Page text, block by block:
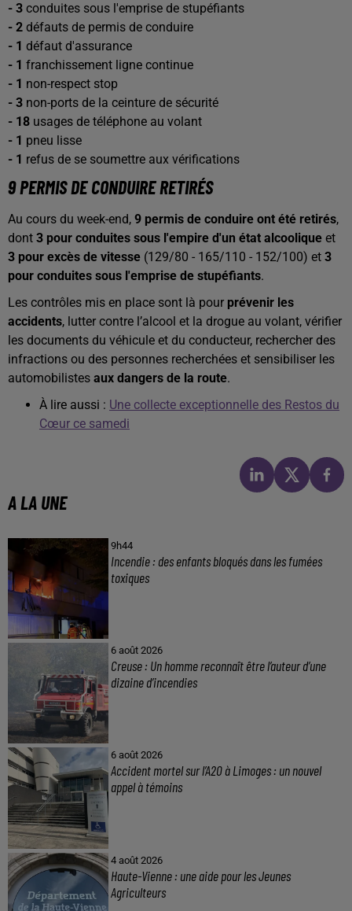
- 3 conduites sous l'emprise de stupéfiants
- 2 défauts de permis de conduire
- 1 défaut d'assurance
- 1 franchissement ligne continue
- 1 non-respect stop
- 3 non-ports de la ceinture de sécurité
- 18 usages de téléphone au volant
- 1 pneu lisse
- 1 refus de se soumettre aux vérifications
9 PERMIS DE CONDUIRE RETIRÉS
Au cours du week-end, 9 permis de conduire ont été retirés,
dont 3 pour conduites sous l'empire d'un état alcoolique et
3 pour excès de vitesse (129/80 - 165/110 - 152/100) et 3
pour conduites sous l'emprise de stupéfiants.
Les contrôles mis en place sont là pour prévenir les
accidents, lutter contre l’alcool et la drogue au volant, vérifier
les documents du véhicule et du conducteur, rechercher des
infractions ou des personnes recherchées et sensibiliser les
automobilistes aux dangers de la route.
À lire aussi : Une collecte exceptionnelle des Restos du
Cœur ce samedi
A LA UNE
9h44
Incendie : des enfants bloqués dans les fumées
toxiques
6 août 2026
Creuse : Un homme reconnaît être l’auteur d’une
dizaine d’incendies
6 août 2026
Accident mortel sur l’A20 à Limoges : un nouvel
appel à témoins
4 août 2026
Haute-Vienne : une aide pour les Jeunes
Agriculteurs